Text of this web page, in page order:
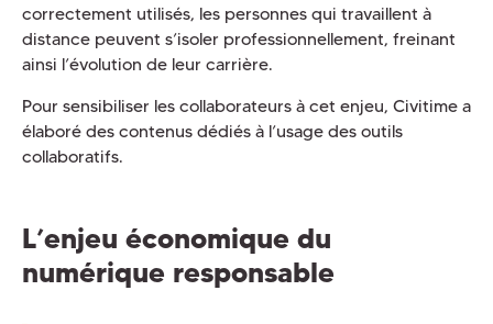
correctement utilisés, les personnes qui travaillent à
distance peuvent s’isoler professionnellement, freinant
ainsi l’évolution de leur carrière.
Pour sensibiliser les collaborateurs à cet enjeu, Civitime a
élaboré des contenus dédiés à l’usage des outils
collaboratifs.
L’enjeu économique du
numérique responsable